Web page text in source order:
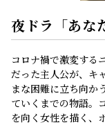
夜ドラ「あな
コロナ禍で激変する
だった主人公が、キ
まな困難に立ち向か
ていくまでの物語。
を向く女性を描く、